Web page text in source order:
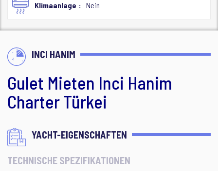
Klimaanlage Nein
INCI HANIM
Gulet Mieten Inci Hanim
Charter Türkei
YACHT-EIGENSCHAFTEN
TECHNISCHE SPEZIFIKATIONEN